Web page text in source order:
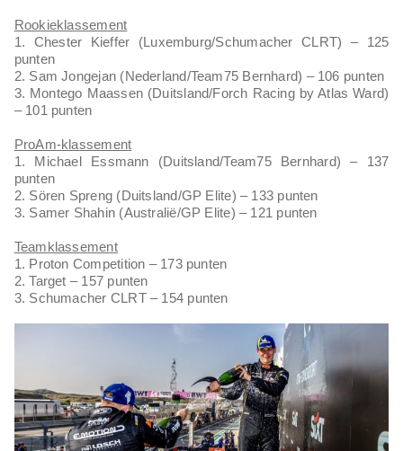
Rookieklassement
1. Chester Kieffer (Luxemburg/Schumacher CLRT) – 125
punten
2. Sam Jongejan (Nederland/Team75 Bernhard) – 106 punten
3. Montego Maassen (Duitsland/Forch Racing by Atlas Ward)
– 101 punten
ProAm-klassement
1. Michael Essmann (Duitsland/Team75 Bernhard) – 137
punten
2. Sören Spreng (Duitsland/GP Elite) – 133 punten
3. Samer Shahin (Australië/GP Elite) – 121 punten
Teamklassement
1. Proton Competition – 173 punten
2. Target – 157 punten
3. Schumacher CLRT – 154 punten